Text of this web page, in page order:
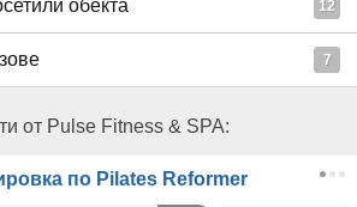
обекта 12
7
от Pulse Fitness & SPA:
по Pilates Reformer